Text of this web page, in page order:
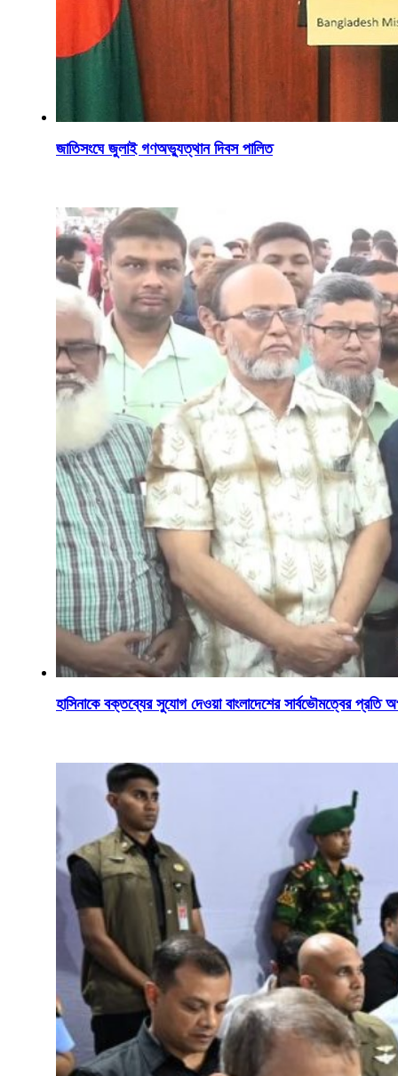
জাতিসংঘে জুলাই গণঅভ্যুত্থান দিবস পালিত
হাসিনাকে বক্তব্যের সুযোগ দেওয়া বাংলাদেশের সার্বভৌমত্বের প্রতি